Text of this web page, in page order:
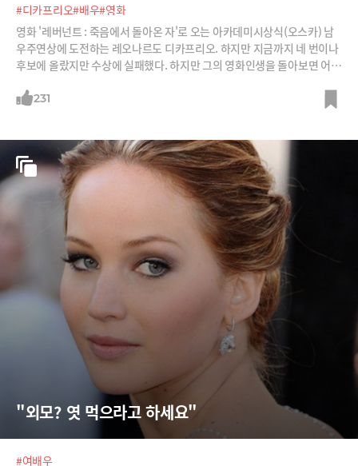
#디카프리오#배우#영화
영화 '레버넌트 : 죽음에서 돌아온 자'로 오는 아카데미시상식(오스카) 남
우주연상에 도전하는 레오나르도 디카프리오. 하지만 지금까지 네 번이나
후보에 올랐지만 수상에 실패했다. 하지만 그의 영화인생을 돌아보면 어쩌
231
"외모? 엿 먹으라고 하세요"
#여배우